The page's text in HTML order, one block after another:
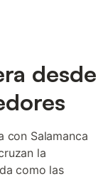
desde
con Salamanca
la
como las